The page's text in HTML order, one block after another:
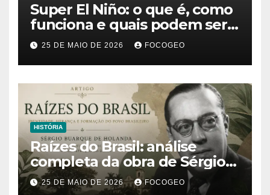
Super El Niño: o que é, como
funciona e quais podem ser
os impactos desse fenômeno
climático extremo no Brasil e
no mundo
25 DE MAIO DE 2026 FOCOGEO
HISTÓRIA
Raízes do Brasil: análise
completa da obra de Sérgio
Buarque de Holanda e sua
25 DE MAIO DE 2026 FOCOGEO